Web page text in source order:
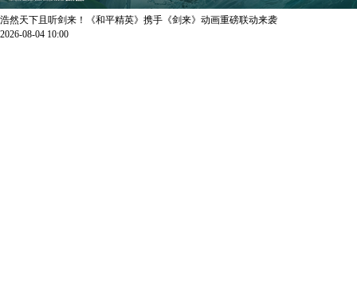
浩然天下且听剑来！《和平精英》携手《剑来》动画重磅联动来袭
2026-08-04 10:00